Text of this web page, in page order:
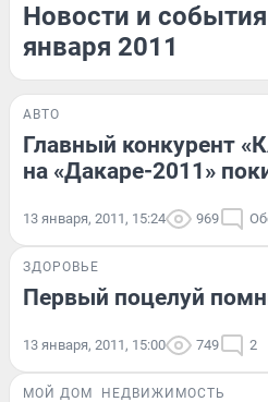
Новости и
января 2011
АВТО
Главный конкурент
на «Дакаре-2011»
13 января, 2011, 15:24 969
ЗДОРОВЬЕ
Первый поцелуй
13 января, 2011, 15:00 749 2
МОЙ ДОМ НЕДВИЖИМОСТЬ